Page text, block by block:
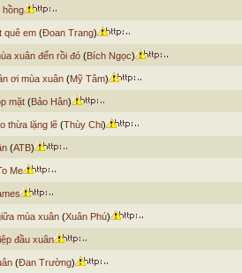
hồng
quê em(Đoan Trang)
xuân đến rồi đó(Bích Ngọc)
ơi mùa xuân(Mỹ Tâm)
mặt(Bảo Hân)
thừa lặng lẽ(Thùy Chi)
(ATB)
Me
mùa xuân(Xuân Phú)
đầu xuân
(Đan Trường)